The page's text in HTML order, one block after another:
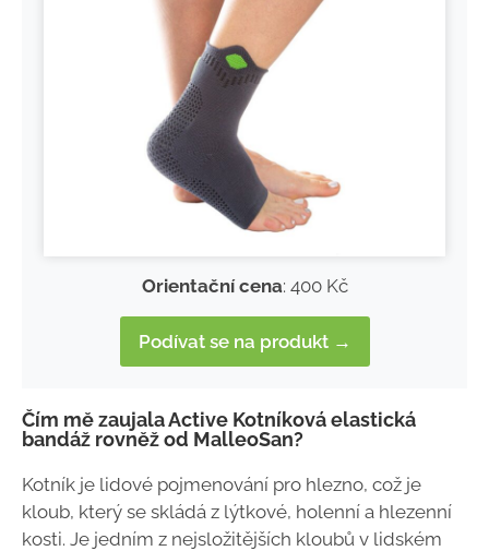
Orientační cena: 400 Kč
Podívat se na produkt →
Čím mě zaujala Active Kotníková elastická
bandáž rovněž od MalleoSan?
Kotník je lidové pojmenování pro hlezno, což je
kloub, který se skládá z lýtkové, holenní a hlezenní
kosti. Je jedním z nejsložitějších kloubů v lidském